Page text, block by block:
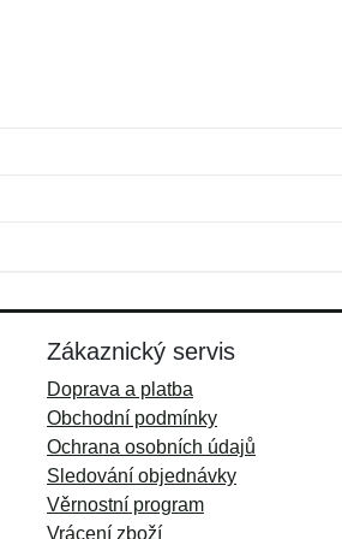
Zákaznický servis
Doprava a platba
Obchodní podmínky
Ochrana osobních údajů
Sledování objednávky
Věrnostní program
Vrácení zboží